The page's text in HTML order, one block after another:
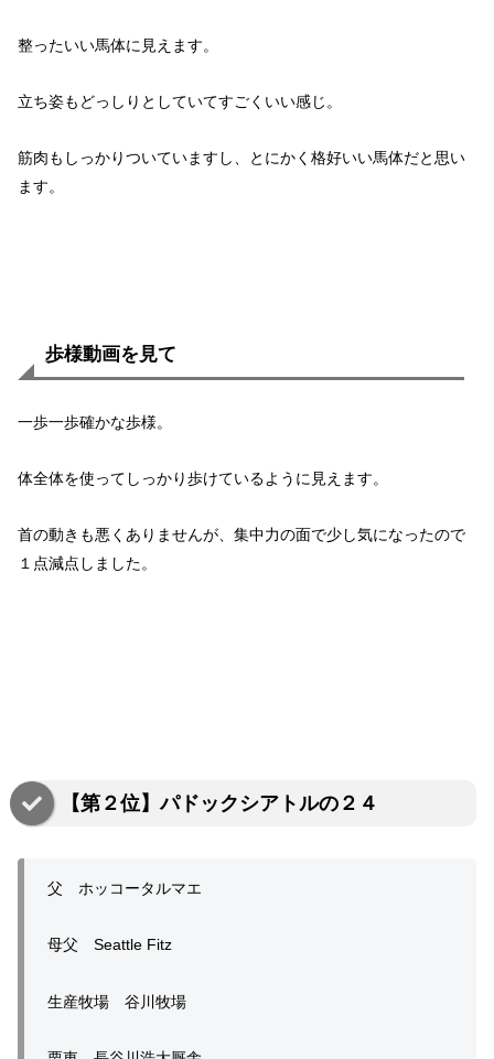
整ったいい馬体に見えます。
立ち姿もどっしりとしていてすごくいい感じ。
筋肉もしっかりついていますし、とにかく格好いい馬体だと思い
ます。
歩様動画を見て
一歩一歩確かな歩様。
体全体を使ってしっかり歩けているように見えます。
首の動きも悪くありませんが、集中力の面で少し気になったので
１点減点しました。
【第２位】パドックシアトルの２４
父 ホッコータルマエ
母父 Seattle Fitz
生産牧場 谷川牧場